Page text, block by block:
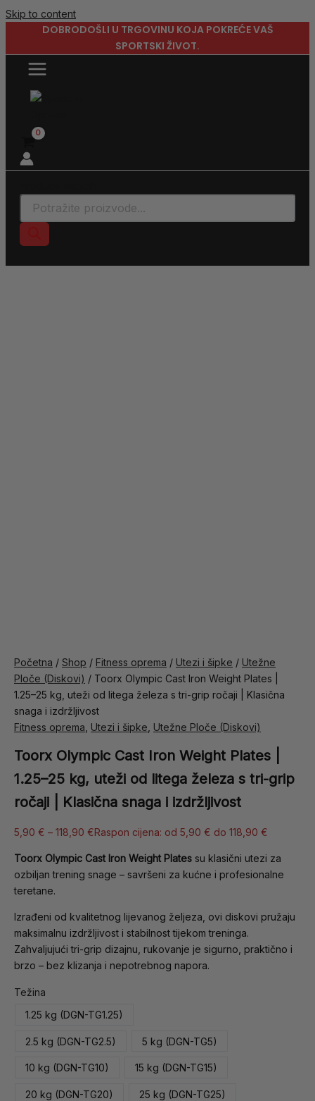
Skip to content
DOBRODOŠLI U TRGOVINU KOJA POKREĆE VAŠ
SPORTSKI ŽIVOT.
Početna / Shop / Fitness oprema / Utezi i šipke / Utežne
Ploče (Diskovi) / Toorx Olympic Cast Iron Weight Plates |
1.25–25 kg, uteži od litega železa s tri-grip ročaji | Klasična
snaga i izdržljivost
Fitness oprema Utezi i šipke Utežne Ploče (Diskovi)
Toorx Olympic Cast Iron Weight Plates |
1.25–25 kg, uteži od litega železa s tri-grip
ročaji | Klasična snaga i izdržljivost
5,90 € – 118,90 €Raspon cijena: od 5,90 € do 118,90 €
Toorx Olympic Cast Iron Weight Plates su klasični utezi za
ozbiljan trening snage – savršeni za kućne i profesionalne
teretane.
Izrađeni od kvalitetnog lijevanog željeza, ovi diskovi pružaju
maksimalnu izdržljivost i stabilnost tijekom treninga.
Zahvaljujući tri-grip dizajnu, rukovanje je sigurno, praktično i
brzo – bez klizanja i nepotrebnog napora.
Težina
1.25 kg (DGN-TG1.25)
2.5 kg (DGN-TG2.5) 5 kg (DGN-TG5)
10 kg (DGN-TG10) 15 kg (DGN-TG15)
20 kg (DGN-TG20)
25 kg (DGN-TG25)